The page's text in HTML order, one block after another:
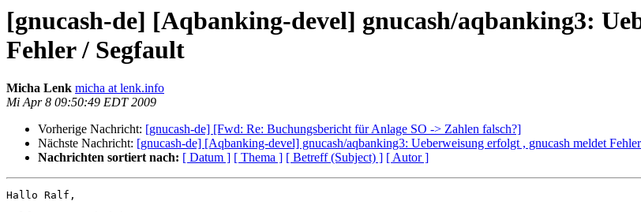
[gnucash-de] [Aqbanking-devel] gnucash/aqbanking3:
Fehler / Segfault
Micha Lenk micha at lenk.info
Mi Apr 8 09:50:49 EDT 2009
Vorherige Nachricht: [gnucash-de] [Fwd: Re: Buchungsbericht für Anlage SO -> Zahlen falsch?]
Nächste Nachricht: [gnucash-de] [Aqbanking-devel] gnucash/aqbanking3: Ueberweisung erfolgt , gnucash meldet
Nachrichten sortiert nach: [ Datum ] [ Thema ] [ Betreff (Subject) ] [ Autor ]
Hallo Ralf,